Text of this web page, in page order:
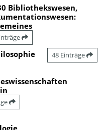
Bibliothekswesen,
48 Einträge